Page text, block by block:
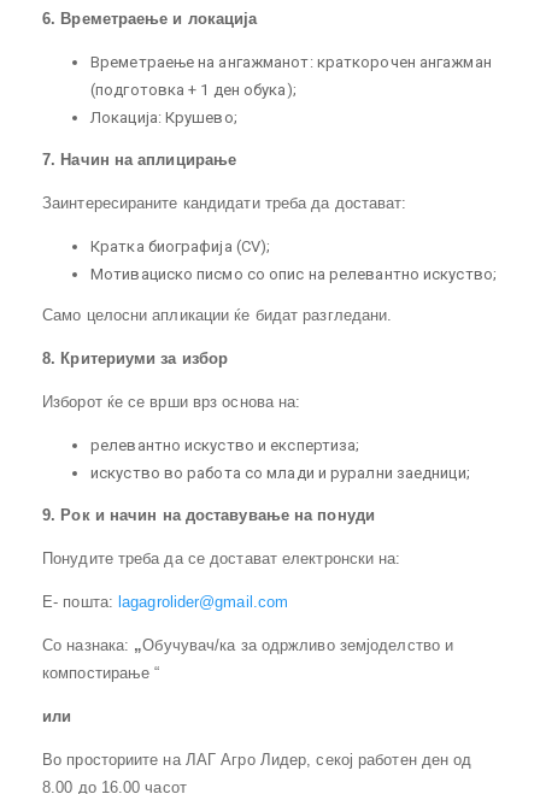
6. Времетраење и локација
Времетраење на ангажманот: краткорочен ангажман
(подготовка + 1 ден обука);
Локација: Крушево;
7. Начин на аплицирање
Заинтересираните кандидати треба да достават:
Кратка биографија (CV);
Мотивациско писмо со опис на релевантно искуство;
Само целосни апликации ќе бидат разгледани.
8. Критериуми за избор
Изборот ќе се врши врз основа на:
релевантно искуство и експертиза;
искуство во работа со млади и рурални заедници;
9. Рок и начин на доставување на понуди
Понудите треба да се достават електронски на:
Е- пошта: lagagrolider@gmail.com
Со назнака: „Обучувач/ка за одржливо земјоделство и
компостирање “
или
Во просториите на ЛАГ Агро Лидер, секој работен ден од
8.00 до 16.00 часот